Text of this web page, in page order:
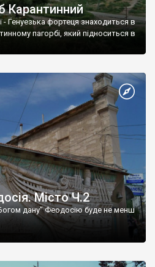
Карантинний
Генуезька фортеця знаходиться в
пагорбі, який підноситься в
Місто Ч.2
дану" Феодосію буде не менш